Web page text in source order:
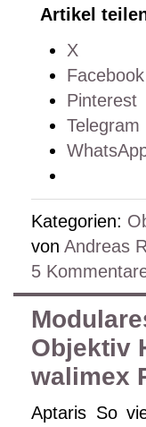
Artikel
X
Facebook
Pinterest
Telegram
Kategorien:
von Andreas
5
Objektiv
walimex
Aptaris So